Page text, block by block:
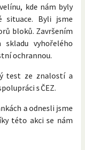
kde nám byly
situace. Byli jsme
bloků. Završením
vyhořelého
ochrannou.
test ze znalostí a
s ČEZ.
a odnesli jsme
této akci se nám